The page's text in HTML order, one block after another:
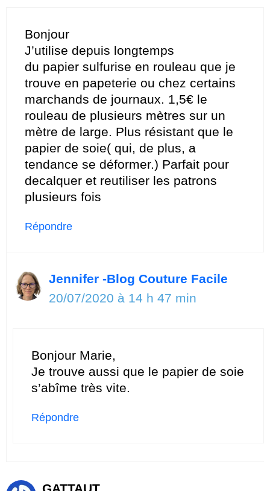
Bonjour
J’utilise depuis longtemps
du papier sulfurise en rouleau que je
trouve en papeterie ou chez certains
marchands de journaux. 1,5€ le
rouleau de plusieurs mètres sur un
mètre de large. Plus résistant que le
papier de soie( qui, de plus, a
tendance se déformer.) Parfait pour
decalquer et reutiliser les patrons
plusieurs fois
Répondre
Jennifer -Blog Couture Facile
20/07/2020 à 14 h 47 min
Bonjour Marie,
Je trouve aussi que le papier de soie
s’abîme très vite.
Répondre
GATTAUT